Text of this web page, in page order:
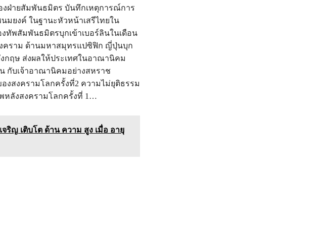
ฝ่ายสัมพันธมิตร บันทึกเหตุการณ์การ
มยงค์ ในฐานะหัวหน้าเสรีไทยใน
ทัพสัมพันธมิตรบุกเข้าเบอร์ลินในเดือน
งคราม ด้านมหาสมุทรแปซิฟิก ญี่ปุ่นบุก
กฤษ ส่งผลให้ประเทศในอาณานิคม
กับเจ้าอาณานิคมอย่างสหราช
งสงครามโลกครั้งที่2 ความไม่ยุติธรรม
ลังสงครามโลกครั้งที่ 1…
จริญ เติบโต ด้าน ความ สูง เมื่อ อายุ